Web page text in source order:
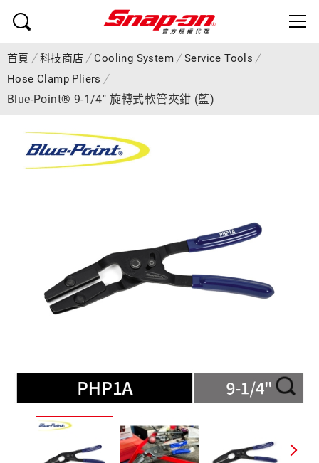
首頁 科技商店 Cooling System
Service Tools
Hose Clamp Pliers
Blue-Point® 9-1/4" 旋轉式軟管夾鉗 (藍)